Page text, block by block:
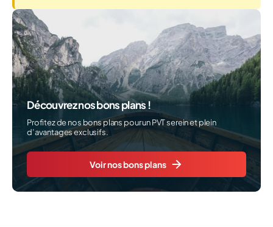
Découvrez nos bons plans !
Profitez de nos bons plans pour un PVT serein et plein
d’avantages exclusifs.
Voir nos bons plans